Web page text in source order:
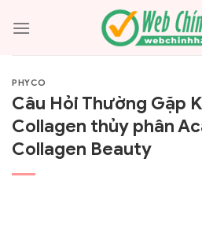
qua
PHYCO
Câu Hỏi Thường Gặp
Collagen thủy phân
Collagen Beauty